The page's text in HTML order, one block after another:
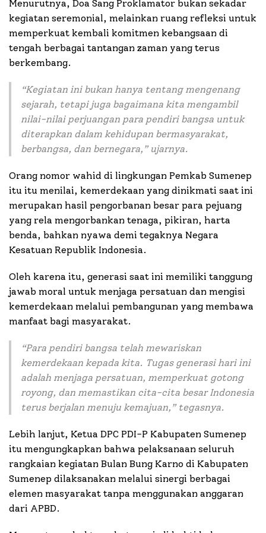
Menurutnya, Doa Sang Proklamator bukan sekadar
kegiatan seremonial, melainkan ruang refleksi untuk
memperkuat kembali komitmen kebangsaan di
tengah berbagai tantangan zaman yang terus
berkembang.
“Kegiatan ini bukan hanya tentang mengenang
sejarah, tetapi juga bagaimana kita mengambil
nilai-nilai perjuangan para pendiri bangsa untuk
diterapkan dalam kehidupan bermasyarakat,
berbangsa, dan bernegara,” ujarnya.
Orang nomor wahid di lingkungan Pemkab Sumenep
itu itu menilai, kemerdekaan yang dinikmati saat ini
merupakan hasil pengorbanan besar para pejuang
yang rela mengorbankan tenaga, pikiran, harta
benda, bahkan nyawa demi tegaknya Negara
Kesatuan Republik Indonesia.
Oleh karena itu, generasi saat ini memiliki tanggung
jawab moral untuk menjaga persatuan dan mengisi
kemerdekaan melalui pembangunan yang membawa
manfaat bagi masyarakat.
“Para pendiri bangsa telah mewariskan
kemerdekaan kepada kita. Tugas generasi hari ini
adalah menjaga persatuan, memperkuat gotong
royong, dan memastikan cita-cita besar Indonesia
terus berjalan menuju kemajuan,” tegasnya.
Lebih lanjut, Ketua DPC PDI-P Kabupaten Sumenep
itu mengungkapkan bahwa pelaksanaan seluruh
rangkaian kegiatan Bulan Bung Karno di Kabupaten
Sumenep dilaksanakan melalui sinergi berbagai
elemen masyarakat tanpa menggunakan anggaran
dari APBD.